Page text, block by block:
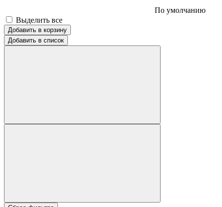
По умолчанию
Выделить все
Добавить в корзину
Добавить в список